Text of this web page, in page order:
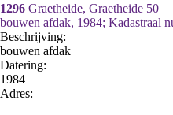
1296 Graetheide, Graetheide 50
bouwen afdak, 1984; Kadastraal
Beschrijving:
bouwen afdak
Datering:
1984
Adres: